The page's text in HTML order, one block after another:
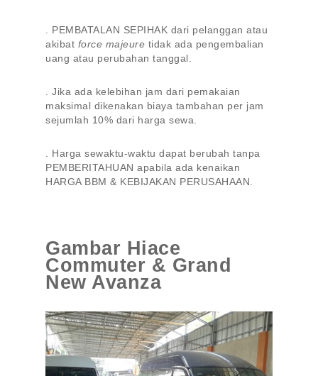
. PEMBATALAN SEPIHAK dari pelanggan atau
akibat force majeure tidak ada pengembalian
uang atau perubahan tanggal.
. Jika ada kelebihan jam dari pemakaian
maksimal dikenakan biaya tambahan per jam
sejumlah 10% dari harga sewa.
. Harga sewaktu-waktu dapat berubah tanpa
PEMBERITAHUAN apabila ada kenaikan
HARGA BBM & KEBIJAKAN PERUSAHAAN.
Gambar Hiace
Commuter & Grand
New Avanza